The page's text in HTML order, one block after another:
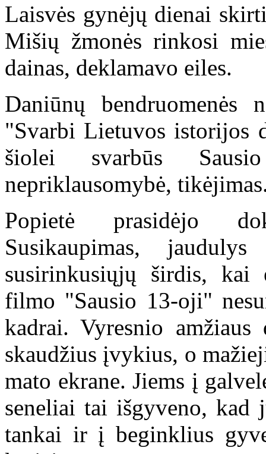
Laisvės gynėjų dienai
Mišių žmonės rinkosi
dainas, deklamavo eiles.
Daniūnų
"Svarbi Lietuvos istorijos
šiolei svarbūs
nepriklausomybė,
Popietė prasidėjo
Susikaupimas,
susirinkusiųjų širdis, kai
filmo "Sausio 13-oji"
kadrai. Vyresnio
skaudžius įvykius, o
mato ekrane. Jiems į
seneliai tai išgyveno, kad
tankai ir į beginklius